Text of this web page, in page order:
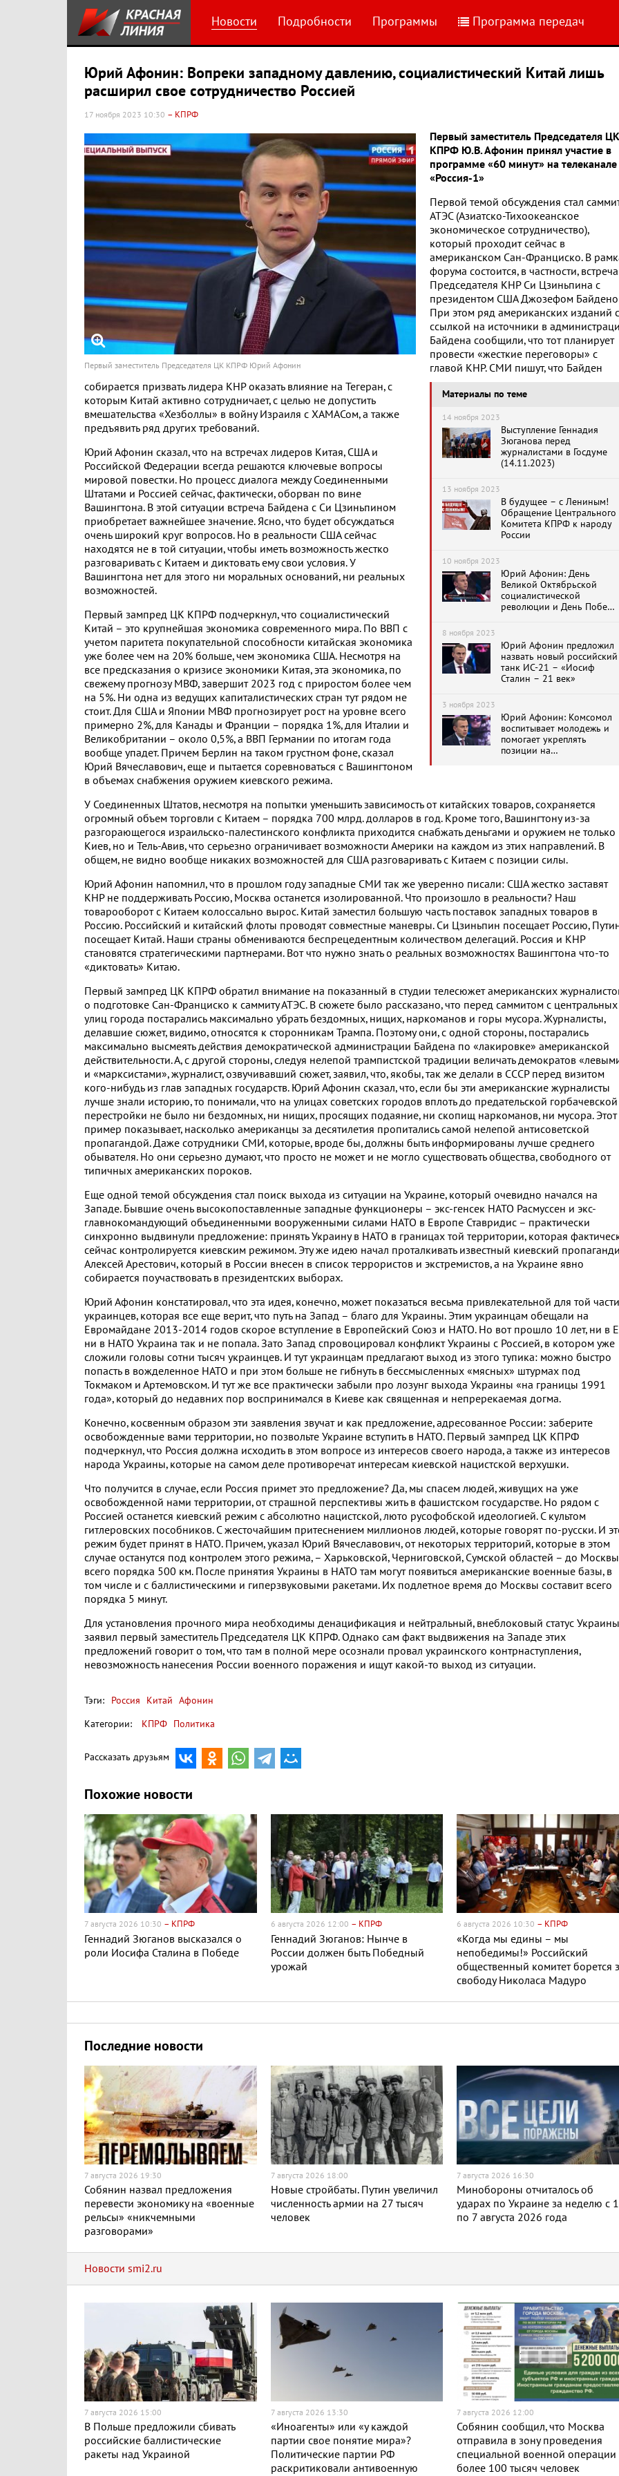
Новости Подробности Программы Программа передач
Юрий Афонин: Вопреки западному давлению, социалистический Китай лишь
расширил свое сотрудничество Россией
17 ноября 2023 10:30 – КПРФ
Первый заместитель Председателя ЦК КПРФ Юрий Афонин
Первый заместитель Председателя ЦК
КПРФ Ю.В. Афонин принял участие в
программе «60 минут» на телеканале
«Россия-1»
Материалы по теме
14 ноября 2023
Выступление Геннадия
Зюганова перед
журналистами в Госдуме
(14.11.2023)
13 ноября 2023
В будущее – с Лениным!
Обращение Центрального
Комитета КПРФ к народу
России
10 ноября 2023
Юрий Афонин: День
Великой Октябрьской
социалистической
революции и День Победы
8 ноября 2023
Юрий Афонин предложил
назвать новый российский
танк ИС-21 – «Иосиф
Сталин – 21 век»
3 ноября 2023
Юрий Афонин: Комсомол
воспитывает молодежь и
помогает укреплять
позиции на
Первой темой обсуждения стал
АТЭС (Азиатско-Тихоокеанское
экономическое сотрудничество),
который проходит сейчас в
американском Сан-Франциско. В
форума состоится, в частности, встреча
Председателя КНР Си Цзиньпина с
президентом США Джозефом
При этом ряд американских изданий
ссылкой на источники в
Байдена сообщили, что тот планирует
провести «жесткие переговоры» с
главой КНР. СМИ пишут, что Байден
собирается призвать лидера КНР оказать влияние на Тегеран, с
которым Китай активно сотрудничает, с целью не допустить
вмешательства «Хезболлы» в войну Израиля с ХАМАСом, а также
предъявить ряд других требований.
Юрий Афонин сказал, что на встречах лидеров Китая, США и
Российской Федерации всегда решаются ключевые вопросы
мировой повестки. Но процесс диалога между Соединенными
Штатами и Россией сейчас, фактически, оборван по вине
Вашингтона. В этой ситуации встреча Байдена с Си Цзиньпином
приобретает важнейшее значение. Ясно, что будет обсуждаться
очень широкий круг вопросов. Но в реальности США сейчас
находятся не в той ситуации, чтобы иметь возможность жестко
разговаривать с Китаем и диктовать ему свои условия. У
Вашингтона нет для этого ни моральных оснований, ни реальных
возможностей.
Первый зампред ЦК КПРФ подчеркнул, что социалистический
Китай – это крупнейшая экономика современного мира. По ВВП с
учетом паритета покупательной способности китайская экономика
уже более чем на 20% больше, чем экономика США. Несмотря на
все предсказания о кризисе экономики Китая, эта экономика, по
свежему прогнозу МВФ, завершит 2023 год с приростом более чем
на 5%. Ни одна из ведущих капиталистических стран тут рядом не
стоит. Для США и Японии МВФ прогнозирует рост на уровне всего
примерно 2%, для Канады и Франции – порядка 1%, для Италии и
Великобритании – около 0,5%, а ВВП Германии по итогам года
вообще упадет. Причем Берлин на таком грустном фоне, сказал
Юрий Вячеславович, еще и пытается соревноваться с Вашингтоном
в объемах снабжения оружием киевского режима.
У Соединенных Штатов, несмотря на попытки уменьшить зависимость от китайских товаров, сохраняется
огромный объем торговли с Китаем – порядка 700 млрд. долларов в год. Кроме того, Вашингтону из-за
разгорающегося израильско-палестинского конфликта приходится снабжать деньгами и оружием не только
Киев, но и Тель-Авив, что серьезно ограничивает возможности Америки на каждом из этих направлений. В
общем, не видно вообще никаких возможностей для США разговаривать с Китаем с позиции силы.
Юрий Афонин напомнил, что в прошлом году западные СМИ так же уверенно писали: США жестко заставят
КНР не поддерживать Россию, Москва останется изолированной. Что произошло в реальности? Наш
товарооборот с Китаем колоссально вырос. Китай заместил большую часть поставок западных товаров в
Россию. Российский и китайский флоты проводят совместные маневры. Си Цзиньпин посещает Россию,
посещает Китай. Наши страны обмениваются беспрецедентным количеством делегаций. Россия и КНР
становятся стратегическими партнерами. Вот что нужно знать о реальных возможностях Вашингтона что-то
«диктовать» Китаю.
Первый зампред ЦК КПРФ обратил внимание на показанный в студии телесюжет американских
о подготовке Сан-Франциско к саммиту АТЭС. В сюжете было рассказано, что перед саммитом с центральных
улиц города постарались максимально убрать бездомных, нищих, наркоманов и горы мусора. Журналисты,
делавшие сюжет, видимо, относятся к сторонникам Трампа. Поэтому они, с одной стороны, постарались
максимально высмеять действия демократической администрации Байдена по «лакировке» американской
действительности. А, с другой стороны, следуя нелепой трампистской традиции величать демократов
и «марксистами», журналист, озвучивавший сюжет, заявил, что, якобы, так же делали в СССР перед визитом
кого-нибудь из глав западных государств. Юрий Афонин сказал, что, если бы эти американские журналисты
лучше знали историю, то понимали, что на улицах советских городов вплоть до предательской горбачевской
перестройки не было ни бездомных, ни нищих, просящих подаяние, ни скопищ наркоманов, ни мусора. Этот
пример показывает, насколько американцы за десятилетия пропитались самой нелепой антисоветской
пропагандой. Даже сотрудники СМИ, которые, вроде бы, должны быть информированы лучше среднего
обывателя. Но они серьезно думают, что просто не может и не могло существовать общества, свободного от
типичных американских пороков.
Еще одной темой обсуждения стал поиск выхода из ситуации на Украине, который очевидно начался на
Западе. Бывшие очень высокопоставленные западные функционеры – экс-генсек НАТО Расмуссен и экс-
главнокомандующий объединенными вооруженными силами НАТО в Европе Ставридис – практически
синхронно выдвинули предложение: принять Украину в НАТО в границах той территории, которая
сейчас контролируется киевским режимом. Эту же идею начал проталкивать известный киевский
Алексей Арестович, который в России внесен в список террористов и экстремистов, а на Украине явно
собирается поучаствовать в президентских выборах.
Юрий Афонин констатировал, что эта идея, конечно, может показаться весьма привлекательной для той части
украинцев, которая все еще верит, что путь на Запад – благо для Украины. Этим украинцам обещали на
Евромайдане 2013-2014 годов скорое вступление в Европейский Союз и НАТО. Но вот прошло 10 лет, ни в
ни в НАТО Украина так и не попала. Зато Запад спровоцировал конфликт Украины с Россией, в котором уже
сложили головы сотни тысяч украинцев. И тут украинцам предлагают выход из этого тупика: можно быстро
попасть в вожделенное НАТО и при этом больше не гибнуть в бессмысленных «мясных» штурмах под
Токмаком и Артемовском. И тут же все практически забыли про лозунг выхода Украины «на границы 1991
года», который до недавних пор воспринимался в Киеве как священная и непререкаемая догма.
Конечно, косвенным образом эти заявления звучат и как предложение, адресованное России: заберите
освобожденные вами территории, но позвольте Украине вступить в НАТО. Первый зампред ЦК КПРФ
подчеркнул, что Россия должна исходить в этом вопросе из интересов своего народа, а также из интересов
народа Украины, которые на самом деле противоречат интересам киевской нацистской верхушки.
Что получится в случае, если Россия примет это предложение? Да, мы спасем людей, живущих на уже
освобожденной нами территории, от страшной перспективы жить в фашистском государстве. Но рядом с
Россией останется киевский режим с абсолютно нацистской, люто русофобской идеологией. С культом
гитлеровских пособников. С жесточайшим притеснением миллионов людей, которые говорят по-русски. И
режим будет принят в НАТО. Причем, указал Юрий Вячеславович, от некоторых территорий, которые в этом
случае останутся под контролем этого режима, – Харьковской, Черниговской, Сумской областей – до Москвы
всего порядка 500 км. После принятия Украины в НАТО там могут появиться американские военные базы, в
том числе и с баллистическими и гиперзвуковыми ракетами. Их подлетное время до Москвы составит всего
порядка 5 минут.
Для установления прочного мира необходимы денацификация и нейтральный, внеблоковый статус
заявил первый заместитель Председателя ЦК КПРФ. Однако сам факт выдвижения на Западе этих
предложений говорит о том, что там в полной мере осознали провал украинского контрнаступления,
невозможность нанесения России военного поражения и ищут какой-то выход из ситуации.
Тэги: Россия Китай Афонин
Категории:
КПРФ Политика
Рассказать друзьям
Похожие новости
7 августа 2026 10:30 – КПРФ
Геннадий Зюганов высказался о
роли Иосифа Сталина в Победе
6 августа 2026 12:00 – КПРФ
Геннадий Зюганов: Нынче в
России должен быть Победный
урожай
6 августа 2026 10:30 – КПРФ
«Когда мы едины – мы
непобедимы!» Российский
общественный комитет борется
свободу Николаса Мадуро
Последние новости
7 августа 2026 19:30
Собянин назвал предложения
перевести экономику на «военные
рельсы» «никчемными
разговорами»
7 августа 2026 18:00
Новые стройбаты. Путин увеличил
численность армии на 27 тысяч
человек
7 августа 2026 16:30
Минобороны отчиталось об
ударах по Украине за неделю с 1
по 7 августа 2026 года
Новости smi2.ru
7 августа 2026 15:00
В Польше предложили сбивать
российские баллистические
ракеты над Украиной
7 августа 2026 13:30
«Иноагенты» или «у каждой
партии свое понятие мира»?
Политические партии РФ
раскритиковали антивоенную
7 августа 2026 12:00
Собянин сообщил, что Москва
отправила в зону проведения
специальной военной операции
более 100 тысяч человек